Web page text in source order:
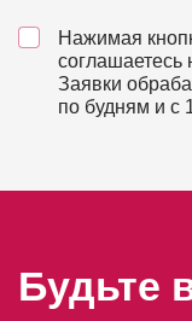
Нажимая
соглашаетесь
Заявки
по будням и с
Будьте